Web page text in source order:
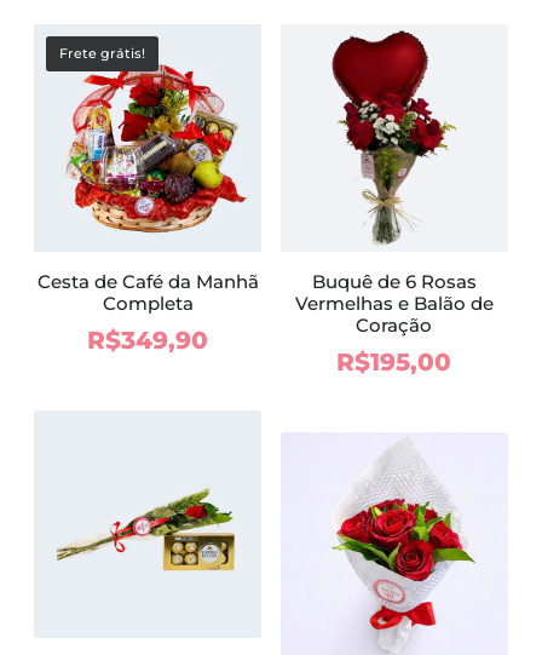
Frete grátis!
Cesta de Café da Manhã
Completa
R$349,90
Buquê de 6 Rosas
Vermelhas e Balão de
Coração
R$195,00